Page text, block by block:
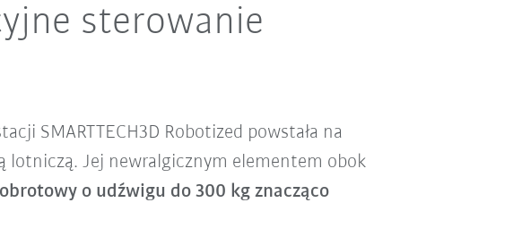
sterowanie
SMARTTECH3D Robotized powstała na
lotniczą. Jej newralgicznym elementem obok
o udźwigu do 300 kg znacząco